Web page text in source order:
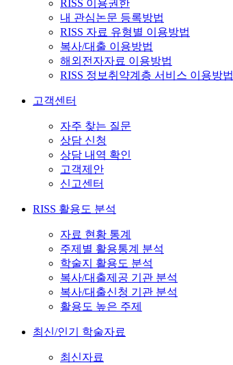
RISS 이용권한
내 관심논문 등록방법
RISS 자료 유형별 이용방법
복사/대출 이용방법
해외전자자료 이용방법
RISS 정보취약계층 서비스 이용방법
고객센터
자주 찾는 질문
상담 신청
상담 내역 확인
고객제안
신고센터
RISS 활용도 분석
자료 현황 통계
주제별 활용통계 분석
학술지 활용도 분석
복사/대출제공 기관 분석
복사/대출신청 기관 분석
활용도 높은 주제
최신/인기 학술자료
최신자료